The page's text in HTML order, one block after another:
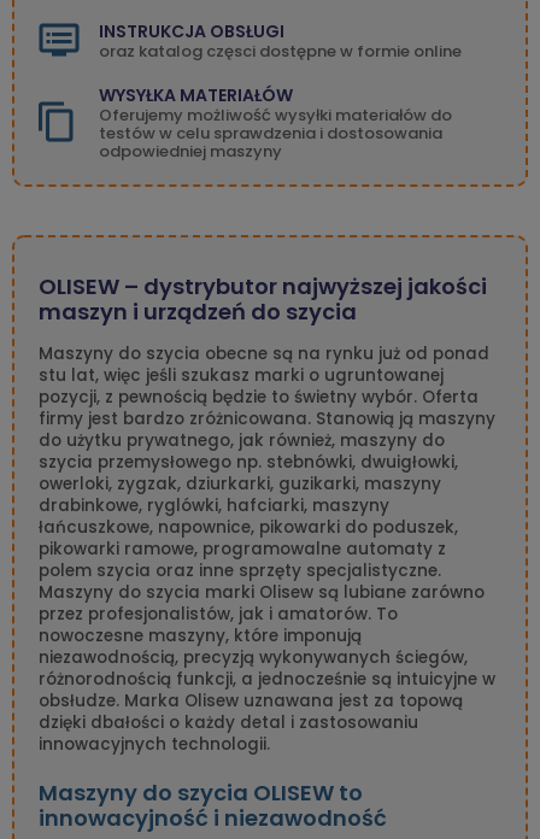
INSTRUKCJA OBSŁUGI
oraz katalog częsci dostępne w formie online
WYSYŁKA MATERIAŁÓW
Oferujemy możliwość wysyłki materiałów do
testów w celu sprawdzenia i dostosowania
odpowiedniej maszyny
OLISEW – dystrybutor najwyższej jakości
maszyn i urządzeń do szycia
Maszyny do szycia obecne są na rynku już od ponad
stu lat, więc jeśli szukasz marki o ugruntowanej
pozycji, z pewnością będzie to świetny wybór. Oferta
firmy jest bardzo zróżnicowana. Stanowią ją maszyny
do użytku prywatnego, jak również, maszyny do
szycia przemysłowego np. stebnówki, dwuigłowki,
owerloki, zygzak, dziurkarki, guzikarki, maszyny
drabinkowe, ryglówki, hafciarki, maszyny
łańcuszkowe, napownice, pikowarki do poduszek,
pikowarki ramowe, programowalne automaty z
polem szycia oraz inne sprzęty specjalistyczne.
Maszyny do szycia marki Olisew są lubiane zarówno
przez profesjonalistów, jak i amatorów. To
nowoczesne maszyny, które imponują
niezawodnością, precyzją wykonywanych ściegów,
różnorodnością funkcji, a jednocześnie są intuicyjne w
obsłudze. Marka Olisew uznawana jest za topową
dzięki dbałości o każdy detal i zastosowaniu
innowacyjnych technologii.
Maszyny do szycia OLISEW to
innowacyjność i niezawodność